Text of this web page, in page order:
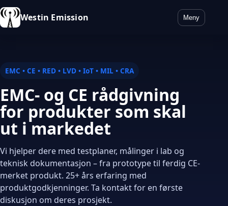
Westin Emission Meny
EMC • CE • RED • LVD • IoT • MIL • CRA
EMC- og CE rådgivning
for produkter som skal
ut i markedet
Vi hjelper dere med testplaner, målinger i lab og
teknisk dokumentasjon – fra prototype til ferdig CE-
merket produkt. 25+ års erfaring med
produktgodkjenninger. Ta kontakt for en første
diskusjon om deres prosjekt.